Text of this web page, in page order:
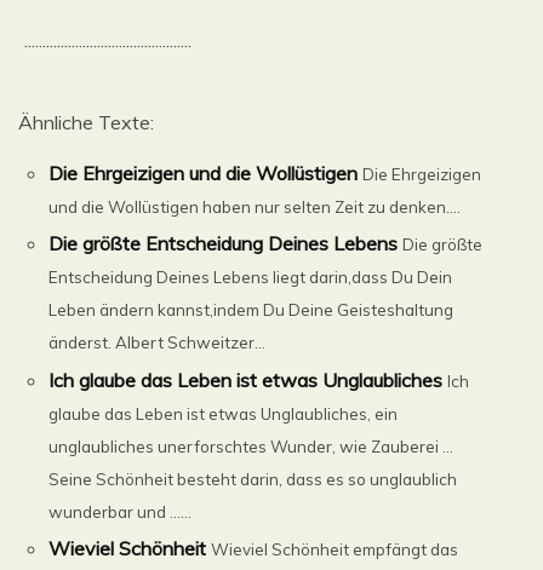
..............................................
Ähnliche Texte:
Die Ehrgeizigen und die Wollüstigen Die Ehrgeizigen
und die Wollüstigen haben nur selten Zeit zu denken....
Die größte Entscheidung Deines Lebens Die größte
Entscheidung Deines Lebens liegt darin,dass Du Dein
Leben ändern kannst,indem Du Deine Geisteshaltung
änderst. Albert Schweitzer...
Ich glaube das Leben ist etwas Unglaubliches Ich
glaube das Leben ist etwas Unglaubliches, ein
unglaubliches unerforschtes Wunder, wie Zauberei …
Seine Schönheit besteht darin, dass es so unglaublich
wunderbar und ......
Wieviel Schönheit Wieviel Schönheit empfängt das